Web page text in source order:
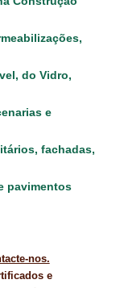
do Vidro,
e
fachadas,
pavimentos
nos.
e